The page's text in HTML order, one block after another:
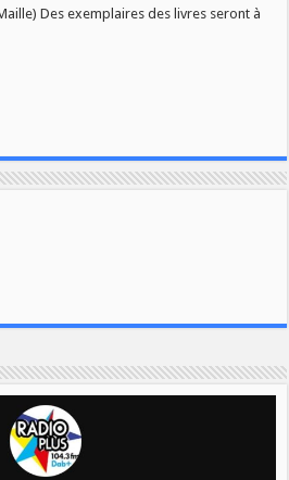
Des exemplaires des livres seront à